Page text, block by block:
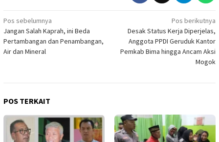
Navigasi
pos
Pos sebelumnya
Jangan Salah Kaprah, ini Beda
Pertambangan dan Penambangan,
Air dan Mineral
Pos berikutnya
Desak Status Kerja Diperjelas,
Anggota PPDI Geruduk Kantor
Pemkab Bima hingga Ancam Aksi
Mogok
POS TERKAIT